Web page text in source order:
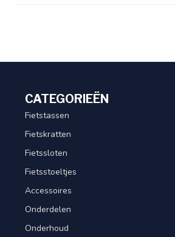
CATEGORIEËN
Fietstassen
Fietskratten
Fietssloten
Fietsstoeltjes
Accessoires
Onderdelen
Onderhoud